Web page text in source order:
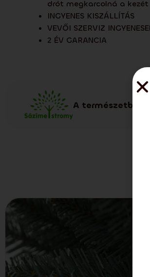
drót megkarcolná a kezét
INGYENES KISZÁLLÍTÁS
VEVŐI SZERVIZ
2 ÉV GARANCIA
A természetbeli